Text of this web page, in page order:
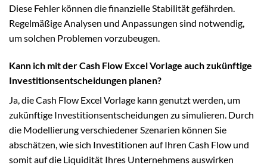
Diese Fehler können die finanzielle Stabilität gefährden.
Regelmäßige Analysen und Anpassungen sind notwendig,
um solchen Problemen vorzubeugen.
Kann ich mit der Cash Flow Excel Vorlage auch zukünftige
Investitionsentscheidungen planen?
Ja, die Cash Flow Excel Vorlage kann genutzt werden, um
zukünftige Investitionsentscheidungen zu simulieren. Durch
die Modellierung verschiedener Szenarien können Sie
abschätzen, wie sich Investitionen auf Ihren Cash Flow und
somit auf die Liquidität Ihres Unternehmens auswirken